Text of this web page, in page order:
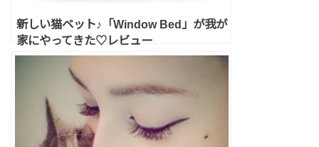
新しい猫ベット♪「Window Bed」が我が
家にやってきた♡レビュー